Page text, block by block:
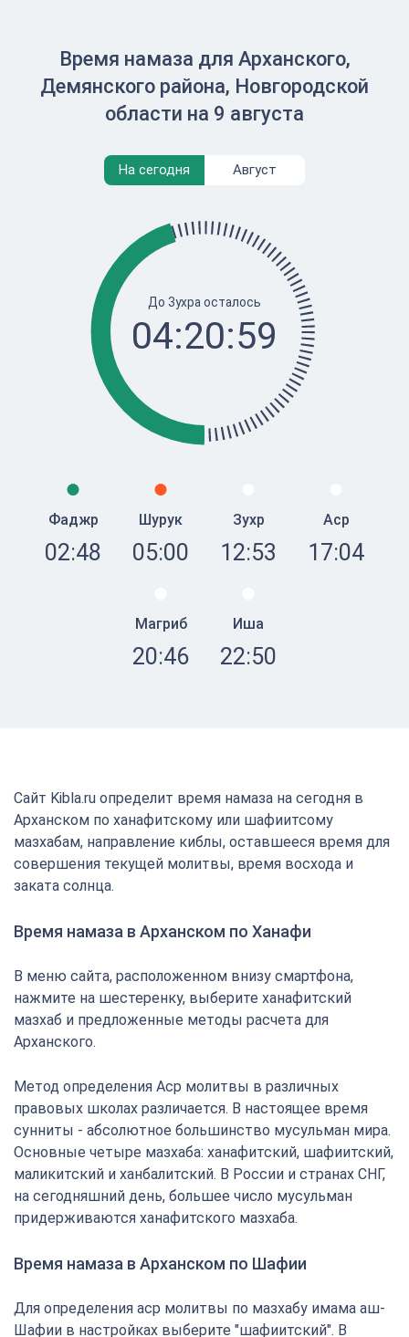
Время намаза для Арханского,
Демянского района, Новгородской
области на 9 августа
На сегодня Август
До Зухра осталось
04:20:59
Фаджр
02:48
Шурук
05:00
Зухр
12:53
Аср
17:04
Магриб
20:46
Иша
22:50
Сайт Kibla.ru определит время намаза на сегодня в
Арханском по ханафитскому или шафиитсому
мазхабам, направление киблы, оставшееся время для
совершения текущей молитвы, время восхода и
заката солнца.
Время намаза в Арханском по Ханафи
В меню сайта, расположенном внизу смартфона,
нажмите на шестеренку, выберите ханафитский
мазхаб и предложенные методы расчета для
Арханского.
Метод определения Аср молитвы в различных
правовых школах различается. В настоящее время
сунниты - абсолютное большинство мусульман мира.
Основные четыре мазхаба: ханафитский, шафиитский,
маликитский и ханбалитский. В России и странах СНГ,
на сегодняшний день, большее число мусульман
придерживаются ханафитского мазхаба.
Время намаза в Арханском по Шафии
Для определения аср молитвы по мазхабу имама аш-
Шафии в настройках выберите "шафиитский". В